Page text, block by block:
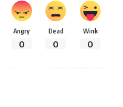
Angry
0
Dead
0
Wink
0